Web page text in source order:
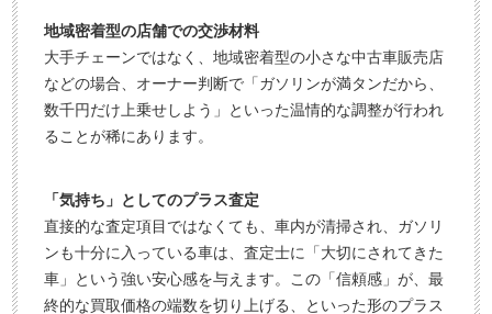
地域密着型の店舗での交渉材料
大手チェーンではなく、地域密着型の小さな中古車販売店
などの場合、オーナー判断で「ガソリンが満タンだから、
数千円だけ上乗せしよう」といった温情的な調整が行われ
ることが稀にあります。
「気持ち」としてのプラス査定
直接的な査定項目ではなくても、車内が清掃され、ガソリ
ンも十分に入っている車は、査定士に「大切にされてきた
車」という強い安心感を与えます。この「信頼感」が、最
終的な買取価格の端数を切り上げる、といった形のプラス